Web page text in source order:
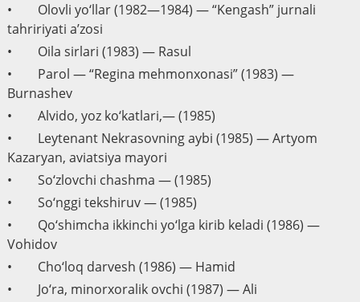
• Olovli yo‘llar (1982—1984) — “Kengash” jurnali
tahririyati a’zosi
• Oila sirlari (1983) — Rasul
• Parol — “Regina mehmonxonasi” (1983) —
Burnashev
• Alvido, yoz ko‘katlari,— (1985)
• Leytenant Nekrasovning aybi (1985) — Artyom
Kazaryan, aviatsiya mayori
• So‘zlovchi chashma — (1985)
• So‘nggi tekshiruv — (1985)
• Qo‘shimcha ikkinchi yo‘lga kirib keladi (1986) —
Vohidov
• Cho‘loq darvesh (1986) — Hamid
• Jo‘ra, minorxoralik ovchi (1987) — Ali